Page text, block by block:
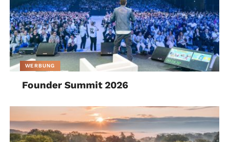
WERBUNG
Founder Summit 2026